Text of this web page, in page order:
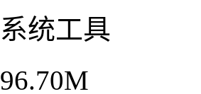
系统工具
96.70M